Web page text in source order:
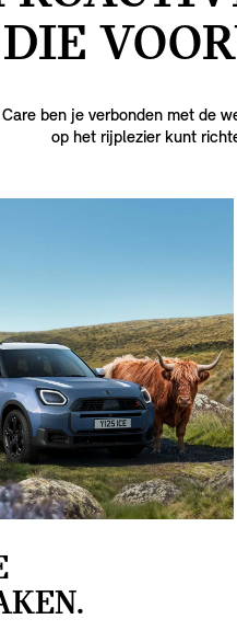
DIE
ben je verbonden met de
op het rijplezier kunt